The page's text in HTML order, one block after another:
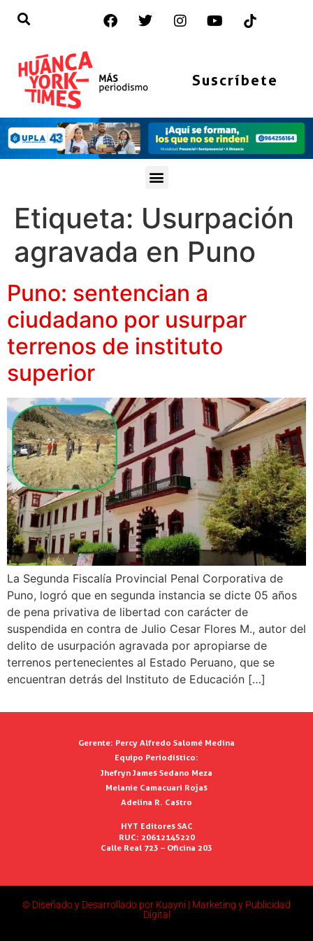
Suscríbete
Etiqueta: Usurpación
agravada en Puno
Puno: sentencian a
ciudadano por usurpar
terrenos de instituto
superior
La Segunda Fiscalía Provincial Penal Corporativa de
Puno, logró que en segunda instancia se dicte 05 años
de pena privativa de libertad con carácter de
suspendida en contra de Julio Cesar Flores M., autor del
delito de usurpación agravada por apropiarse de
terrenos pertenecientes al Estado Peruano, que se
encuentran detrás del Instituto de Educación […]
Gerente: Percy Alfredo Salomé Medina
Equipo Periodístico:
Jhefryn James Sedano Meza
Melanie Camacuari Rojas
Adelina R. Castro
HYT Editores SAC
RUC: 20612145220
Calle Real 723 – Oficina 203
© Diseñado y Desarrollado por Kuayni | Marketing y Publicidad
Digital